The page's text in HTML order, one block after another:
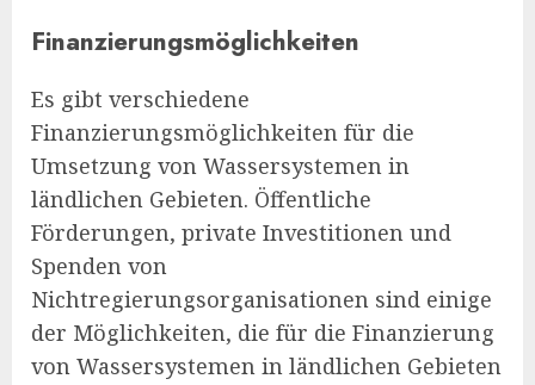
Finanzierungsmöglichkeiten
Es gibt verschiedene
Finanzierungsmöglichkeiten für die
Umsetzung von Wassersystemen in
ländlichen Gebieten. Öffentliche
Förderungen, private Investitionen und
Spenden von
Nichtregierungsorganisationen sind einige
der Möglichkeiten, die für die Finanzierung
von Wassersystemen in ländlichen Gebieten